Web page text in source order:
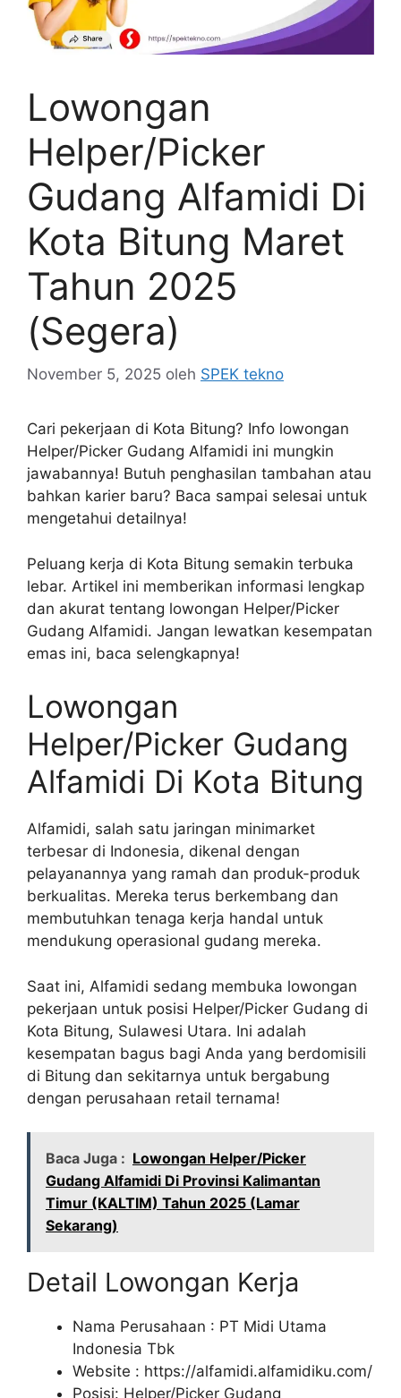
Lowongan
Helper/Picker
Gudang Alfamidi Di
Kota Bitung Maret
Tahun 2025
(Segera)
November 5, 2025 oleh SPEK tekno
Cari pekerjaan di Kota Bitung? Info lowongan
Helper/Picker Gudang Alfamidi ini mungkin
jawabannya! Butuh penghasilan tambahan atau
bahkan karier baru? Baca sampai selesai untuk
mengetahui detailnya!
Peluang kerja di Kota Bitung semakin terbuka
lebar. Artikel ini memberikan informasi lengkap
dan akurat tentang lowongan Helper/Picker
Gudang Alfamidi. Jangan lewatkan kesempatan
emas ini, baca selengkapnya!
Lowongan
Helper/Picker Gudang
Alfamidi Di Kota Bitung
Alfamidi, salah satu jaringan minimarket
terbesar di Indonesia, dikenal dengan
pelayanannya yang ramah dan produk-produk
berkualitas. Mereka terus berkembang dan
membutuhkan tenaga kerja handal untuk
mendukung operasional gudang mereka.
Saat ini, Alfamidi sedang membuka lowongan
pekerjaan untuk posisi Helper/Picker Gudang di
Kota Bitung, Sulawesi Utara. Ini adalah
kesempatan bagus bagi Anda yang berdomisili
di Bitung dan sekitarnya untuk bergabung
dengan perusahaan retail ternama!
Baca Juga : Lowongan Helper/Picker
Gudang Alfamidi Di Provinsi Kalimantan
Timur (KALTIM) Tahun 2025 (Lamar
Sekarang)
Detail Lowongan Kerja
Nama Perusahaan : PT Midi Utama
Indonesia Tbk
Website : https://alfamidi.alfamidiku.com/
Posisi: Helper/Picker Gudang